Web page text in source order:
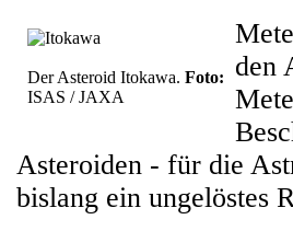
Der Asteroid Itokawa. Foto:
ISAS / JAXA
den
Asteroiden - für die
bislang ein ungelöstes